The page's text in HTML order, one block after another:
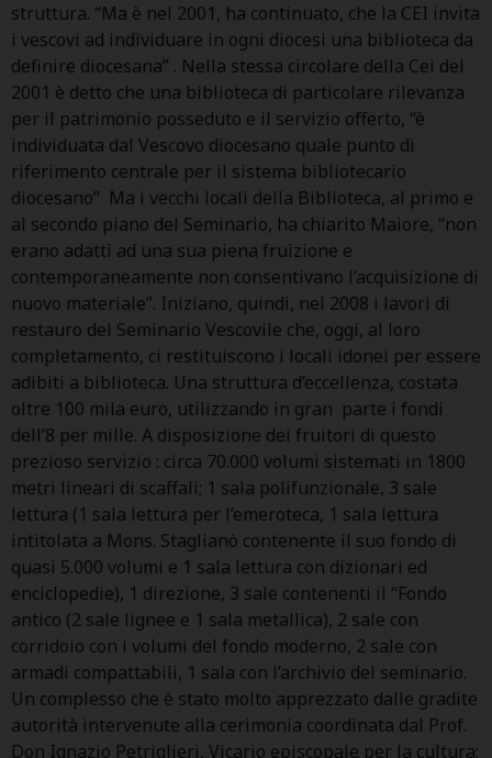
struttura. “Ma è nel 2001, ha continuato, che la CEI invita
i vescovi ad individuare in ogni diocesi una biblioteca da
definire diocesana” . Nella stessa circolare della Cei del
2001 è detto che una biblioteca di particolare rilevanza
per il patrimonio posseduto e il servizio offerto, “è
individuata dal Vescovo diocesano quale punto di
riferimento centrale per il sistema bibliotecario
diocesano” Ma i vecchi locali della Biblioteca, al primo e
al secondo piano del Seminario, ha chiarito Maiore, “non
erano adatti ad una sua piena fruizione e
contemporaneamente non consentivano l’acquisizione di
nuovo materiale”. Iniziano, quindi, nel 2008 i lavori di
restauro del Seminario Vescovile che, oggi, al loro
completamento, ci restituiscono i locali idonei per essere
adibiti a biblioteca. Una struttura d’eccellenza, costata
oltre 100 mila euro, utilizzando in gran parte i fondi
dell’8 per mille. A disposizione dei fruitori di questo
prezioso servizio : circa 70.000 volumi sistemati in 1800
metri lineari di scaffali; 1 sala polifunzionale, 3 sale
lettura (1 sala lettura per l’emeroteca, 1 sala lettura
intitolata a Mons. Staglianò contenente il suo fondo di
quasi 5.000 volumi e 1 sala lettura con dizionari ed
enciclopedie), 1 direzione, 3 sale contenenti il “Fondo
antico (2 sale lignee e 1 sala metallica), 2 sale con
corridoio con i volumi del fondo moderno, 2 sale con
armadi compattabili, 1 sala con l’archivio del seminario.
Un complesso che è stato molto apprezzato dalle gradite
autorità intervenute alla cerimonia coordinata dal Prof.
Don Ignazio Petriglieri, Vicario episcopale per la cultura: